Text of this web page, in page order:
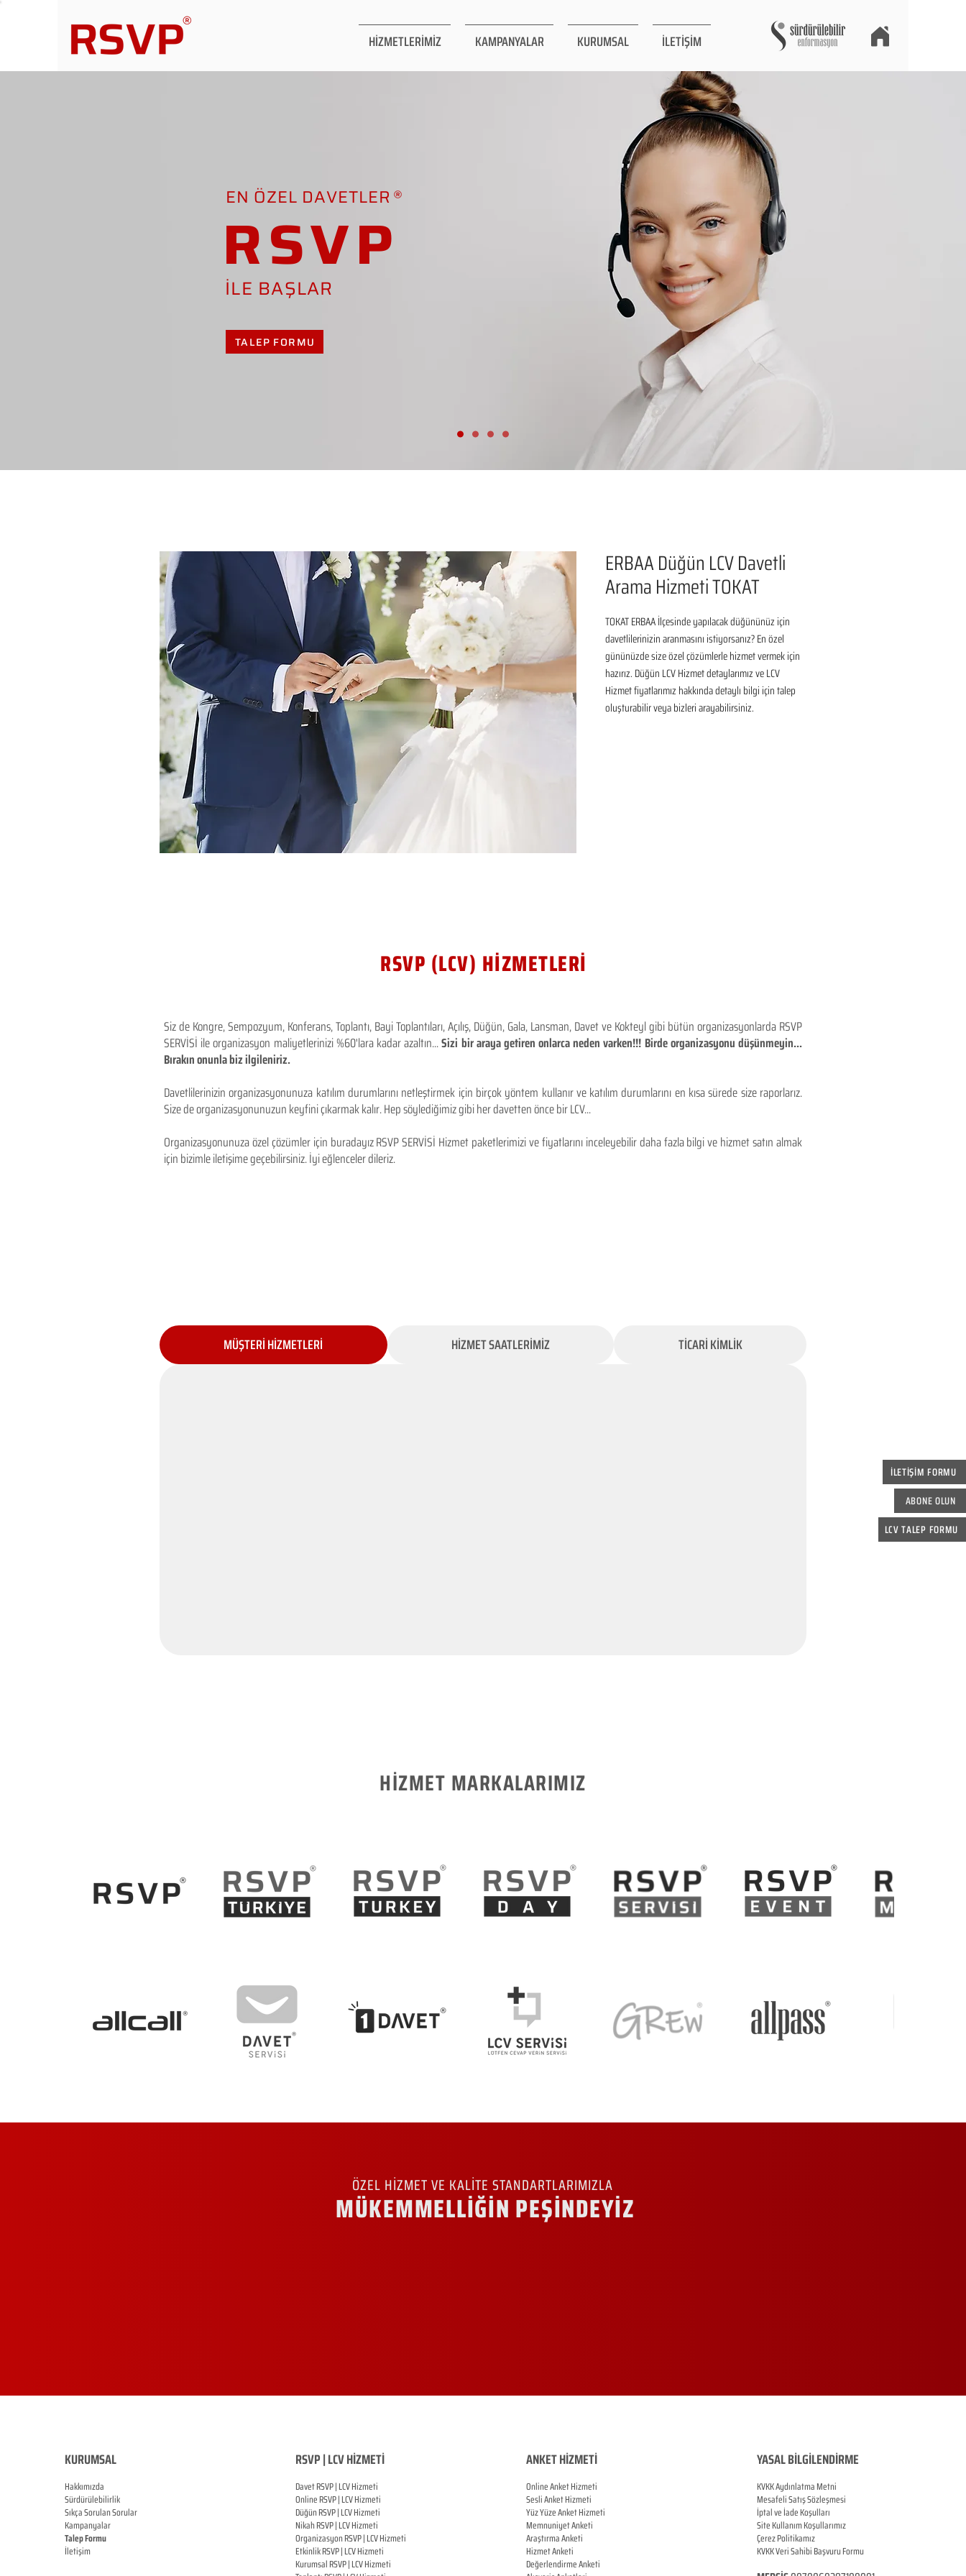
HİZMETLERİMİZ KAMPANYALAR KURUMSAL İLETİŞİM
İLETİŞİM FORMU
ABONE OLUN
LCV TALEP FORMU
EN ÖZEL DAVETLER
RSVP
İLE BAŞLAR
TALEP FORMU
ERBAA Düğün LCV Davetli
Arama Hizmeti TOKAT
TOKAT ERBAA İlçesinde yapılacak düğününüz için
davetlilerinizin aranmasını istiyorsanız? En özel
gününüzde size özel çözümlerle hizmet vermek için
hazırız. Düğün LCV Hizmet detaylarımız ve LCV
Hizmet fiyatlarımız hakkında detaylı bilgi için talep
oluşturabilir veya bizleri arayabilirsiniz.
RSVP (LCV) HİZMETLERİ
Siz de Kongre, Sempozyum, Konferans, Toplantı, Bayi Toplantıları, Açılış, Düğün, Gala, Lansman, Davet ve Kokteyl gibi bütün organizasyonlarda RSVP
SERVİSİ ile organizasyon maliyetlerinizi %60'lara kadar azaltın...Sizi bir araya getiren onlarca neden varken!!! Birde organizasyonu düşünmeyin...
Bırakın onunla biz ilgileniriz.
Davetlilerinizin organizasyonunuza katılım durumlarını netleştirmek için birçok yöntem kullanır ve katılım durumlarını en kısa sürede size raporlarız.
Size de organizasyonunuzun keyfini çıkarmak kalır. Hep söylediğimiz gibi her davetten önce bir LCV...
Organizasyonunuza özel çözümler için buradayız RSVP SERVİSİ Hizmet paketlerimizi ve fiyatlarını inceleyebilir daha fazla bilgi ve hizmet satın almak
için bizimle iletişime geçebilirsiniz. İyi eğlenceler dileriz.
MÜŞTERİ HİZMETLERİ HİZMET SAATLERİMİZ TİCARİ KİMLİK
HİZMET MARKALARIMIZ
ÖZEL HİZMET VE KALİTE STANDARTLARIMIZLA
MÜKEMMELLİĞİN PEŞİNDEYİZ
KURUMSAL
Hakkımızda
Sürdürülebilirlik
Sıkça Sorulan Sorular
Kampanyalar
Talep Formu
İletişim
RSVP | LCV HİZMETİ
Davet RSVP | LCV Hizmeti
OnlineRSVP |LCV Hizmeti
DüğünRSVP |LCV Hizmeti
NikahRSVP |LCV Hizmeti
OrganizasyonRSVP |LCV Hizmeti
EtkinlikRSVP |LCV Hizmeti
KurumsalRSVP |LCV Hizmeti
ANKET HİZMETİ
Online Anket Hizmeti
Sesli Anket Hizmeti
Yüz Yüze Anket Hizmeti
Memnuniyet Anketi
Araştırma Anketi
Hizmet Anketi
Değerlendirme Anketi
YASAL BİLGİLENDİRME
KVKK Aydınlatma Metni
Mesafeli Satış Sözleşmesi
İptal ve İade Koşulları
Site Kullanım Koşullarımız
Çerez Politikamız
KVKK Veri Sahibi Başvuru Formu